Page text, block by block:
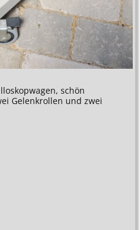
schön
Gelenkrollen und zwei